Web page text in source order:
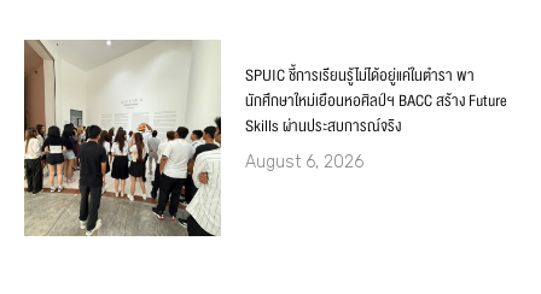
SPUIC ชี้การเรียนรู้ไม่ได้อยู่แค่ในตำรา พา
นักศึกษาใหม่เยือนหอศิลป์ฯ BACC สร้าง Future
Skills ผ่านประสบการณ์จริง
August 6, 2026